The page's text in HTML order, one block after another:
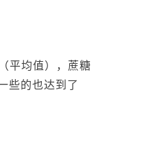
平均值），蔗糖
些的也达到了